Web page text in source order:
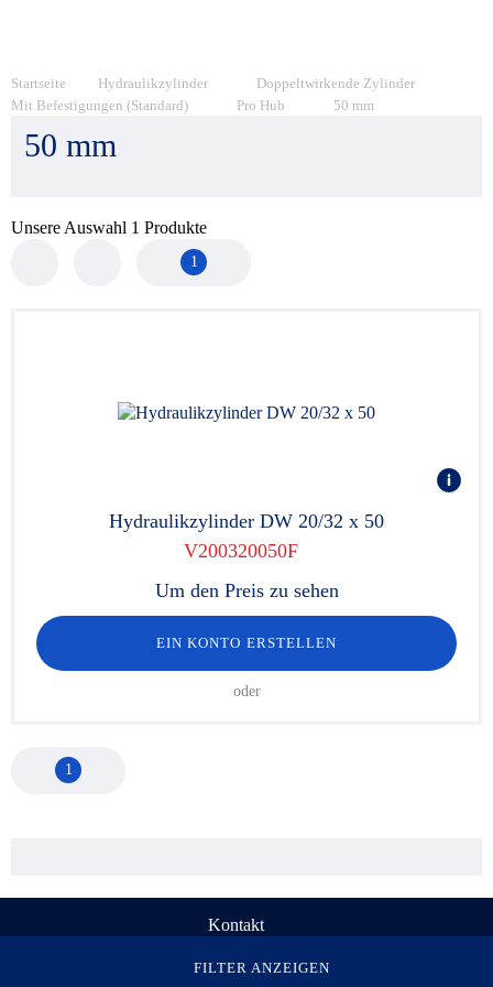
Startseite Hydraulikzylinder
Doppeltwirkende Zylinder
Mit Befestigungen (Standard)
Pro Hub 50 mm
50 mm
FILTER ANZEIGEN
Unsere Auswahl 1 Produkte
1
Hydraulikzylinder DW 20/32 x 50
V200320050F
Um den Preis zu sehen
EIN KONTO ERSTELLEN
oder
1
Kontakt